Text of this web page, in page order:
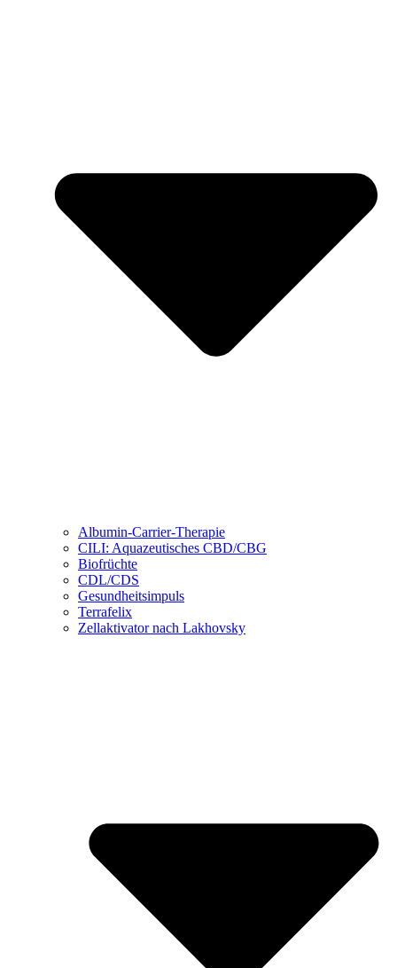
Albumin-Carrier-Therapie
CILI: Aquazeutisches CBD/CBG
Biofrüchte
CDL/CDS
Gesundheitsimpuls
Terrafelix
Zellaktivator nach Lakhovsky